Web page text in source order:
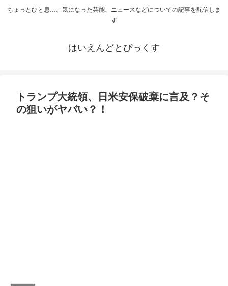
ちょっとひと息…。気になった芸能、ニュースなどについての記事を配信しま
す
はいえんどとぴっくす
トランプ大統領、日米安保破棄に言及？そ
の狙いがヤバい？！